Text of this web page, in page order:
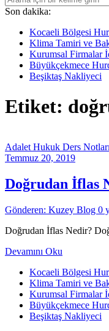
Son dakika:
Kocaeli Bölgesi
Klima Tamiri ve
Kurumsal Firmalar
Büyükçekmece
Beşiktaş Nakliyeci
Etiket:
Adalet Hukuk Ders Notları
Temmuz 20, 2019
Doğrudan İflas
Gönderen: Kuzey Blog 0
Doğrudan İflas Nedir?
Devamını Oku
Kocaeli Bölgesi
Klima Tamiri ve
Kurumsal Firmalar
Büyükçekmece
Beşiktaş Nakliyeci